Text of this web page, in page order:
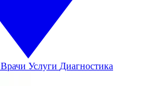
Врачи Услуги Диагностика